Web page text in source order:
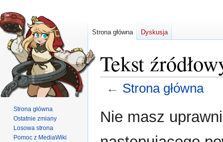
Tekst
← Strona główna
Przejdź
do
Przejdź
do
Nie masz
Strona główna Dyskusja
Strona główna
Ostatnie zmiany
Losowa strona
Pomoc z MediaWiki